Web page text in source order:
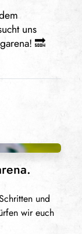
uns
🔜
und
wir euch